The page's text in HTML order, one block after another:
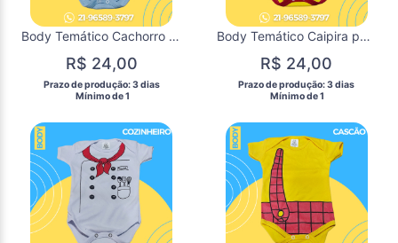
Body Temático Cachorro para Mêsversário de Bebês / DISPONÍVEL P
R$ 24,00
Prazo de produção: 3 dias
  Mínimo de 1
Body Temático Caipira para Mêsversário de Bebês / DISPONÍVEL M
R$ 24,00
Prazo de produção: 3 dias
  Mínimo de 1